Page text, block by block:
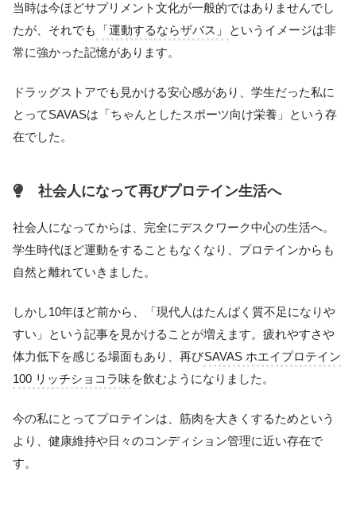
当時は今ほどサプリメント文化が一般的ではありませんでし
たが、それでも
「運動するならザバス」
というイメージは非
常に強かった記憶があります。
ドラッグストアでも見かける安心感があり、学生だった私に
とってSAVASは「ちゃんとしたスポーツ向け栄養」という存
在でした。
社会人になって再びプロテイン生活へ
社会人になってからは、完全にデスクワーク中心の生活へ。
学生時代ほど運動をすることもなくなり、プロテインからも
自然と離れていきました。
しかし10年ほど前から、「現代人はたんぱく質不足になりや
すい」という記事を見かけることが増えます。疲れやすさや
体力低下を感じる場面もあり、再びSAVAS ホエイプロテイン
100 リッチショコラ味を飲むようになりました。
今の私にとってプロテインは、筋肉を大きくするためという
より、健康維持や日々のコンディション管理に近い存在で
す。